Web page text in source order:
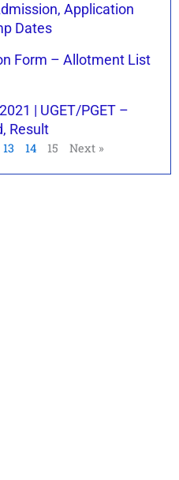
Application
Dates
Form – Allotment List
| UGET/PGET –
Result
13 14 15 Next »